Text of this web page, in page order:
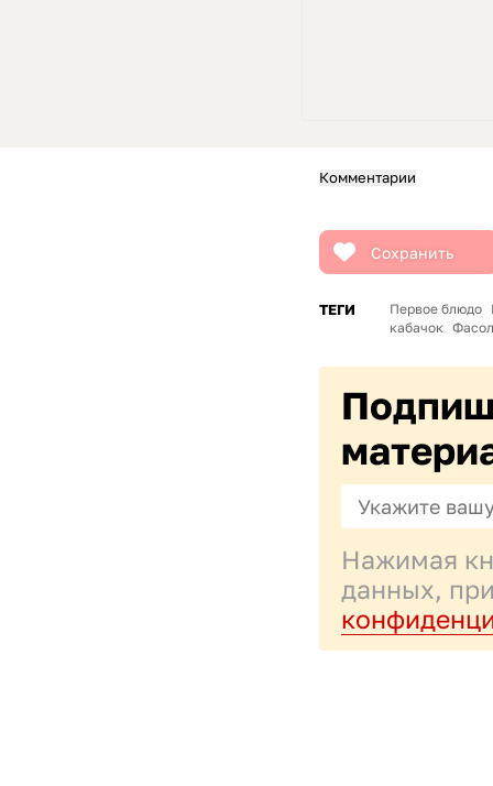
Комментарии
Сохранить
ТЕГИ Первое блюдо
кабачок
Нажимая
данных,